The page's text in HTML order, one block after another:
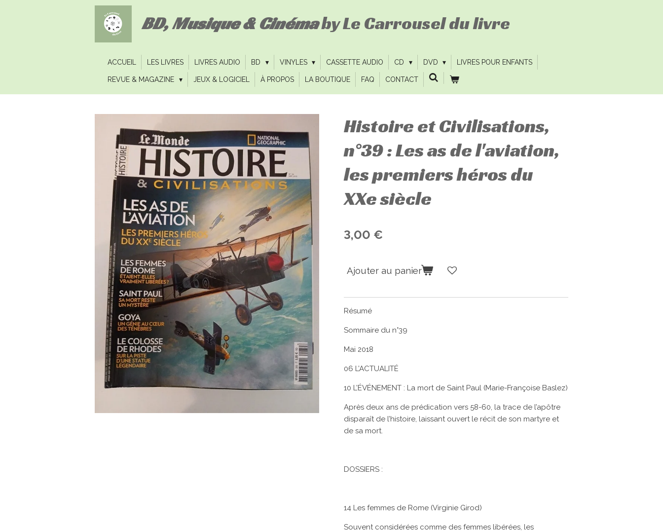
BD, Musique & Cinémaby Le Carrousel du livre
ACCUEIL LES LIVRES LIVRES AUDIO BD VINYLES CASSETTE AUDIO CD DVD LIVRES POUR ENFANTS
REVUE & MAGAZINE JEUX & LOGICIEL À PROPOS LA BOUTIQUE FAQ CONTACT
Histoire et Civilisations,
n°39 : Les as de l'aviation,
les premiers héros du
XXe siècle
3,00 €
Ajouter au panier
Résumé
Sommaire du n°39
Mai 2018
06 L’ACTUALITÉ
10 L’ÉVÉNEMENT : La mort de Saint Paul (Marie-Françoise Baslez)
Après deux ans de prédication vers 58-60, la trace de l’apôtre
disparaît de l’histoire, laissant ouvert le récit de son martyre et
de sa mort.
DOSSIERS :
14 Les femmes de Rome (Virginie Girod)
Souvent considérées comme des femmes libérées, les